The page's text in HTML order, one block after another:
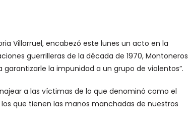
Villarruel, encabezó este lunes un acto en la
guerrilleras de la década de 1970, Montoneros
garantizarle la impunidad a un grupo de violentos”.
a las víctimas de lo que denominó como el
que tienen las manos manchadas de nuestros